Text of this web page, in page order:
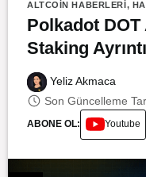
ALTCOIN HABERLERI,
Polkadot DOT
Staking
Yeliz Akmaca
Son Güncelleme
ABONE OL: Youtube